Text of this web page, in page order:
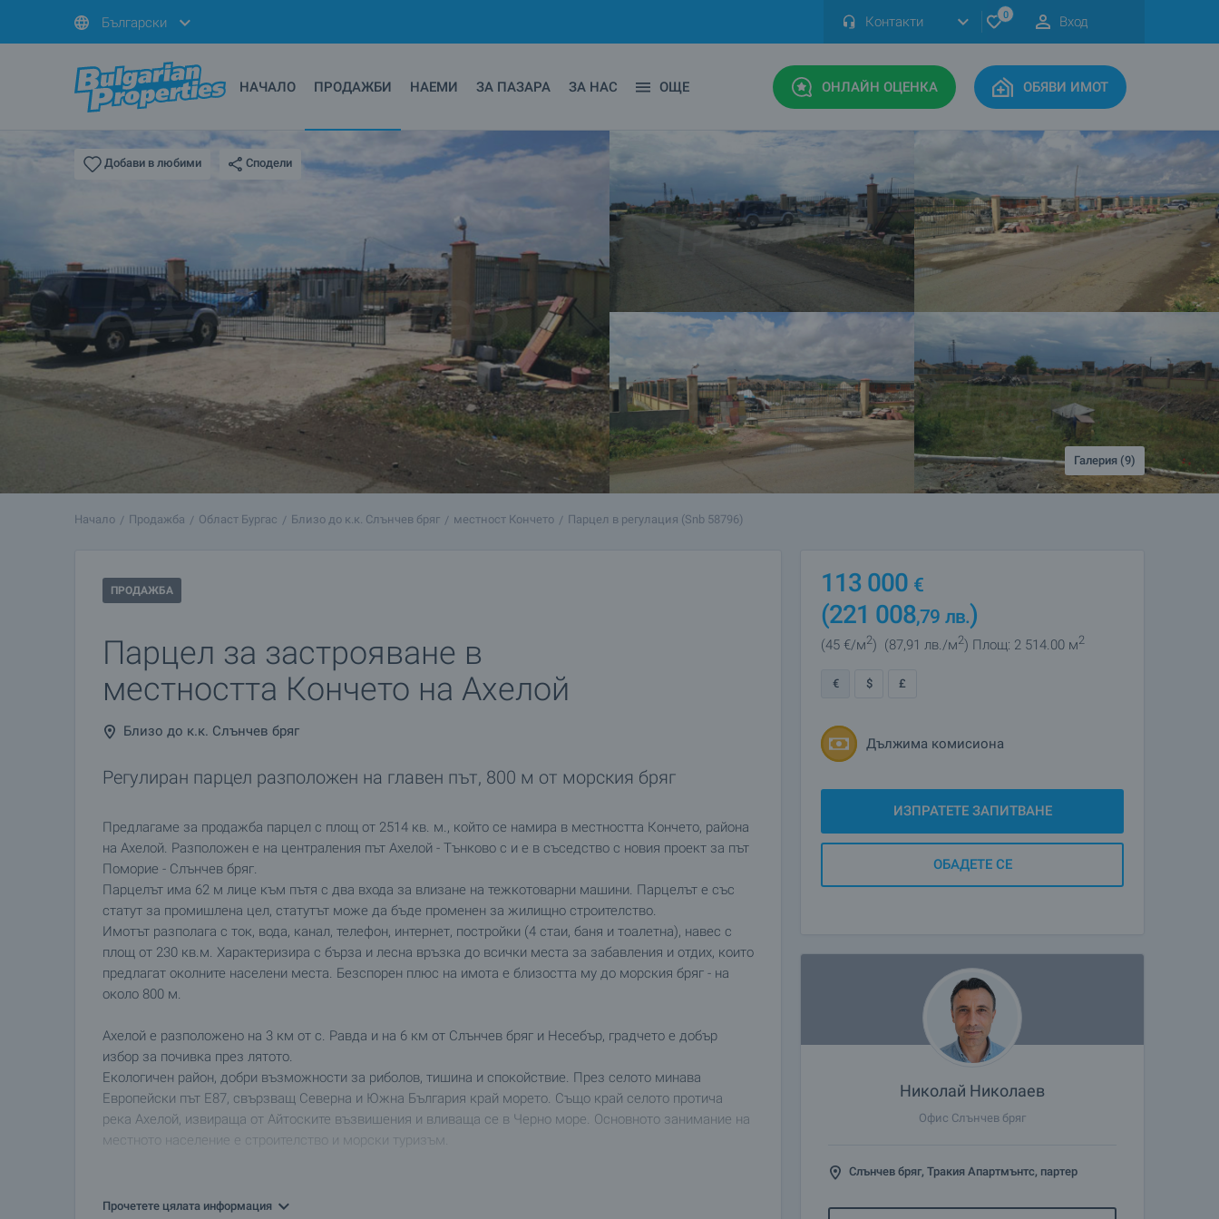
Български Контакти 0 Вход
НАЧАЛО ПРОДАЖБИ НАЕМИ ЗА ПАЗАРА ЗА НАС ОЩЕ ОНЛАЙН ОЦЕНКА ОБЯВИ ИМОТ
Добави в любими Сподели
Галерия (9)
Начало Продажба Област Бургас Близо до к.к. Слънчев бряг местност Кончето Парцел в регулация (Snb 58796)
ПРОДАЖБА
Парцел за застрояване в
местността Кончето на Ахелой
Близо до к.к. Слънчев бряг
Регулиран парцел разположен на главен път, 800 м от морския бряг
Предлагаме за продажба парцел с площ от 2514 кв. м., който се намира в местността Кончето, района
на Ахелой. Разположен е на централения път Ахелой - Тънково с и е в съседство с новия проект за път
Поморие - Слънчев бряг.
Парцелът има 62 м лице към пътя с два входа за влизане на тежкотоварни машини. Парцелът е със
статут за промишлена цел, статутът може да бъде променен за жилищно строителство.
Имотът разполага с ток, вода, канал, телефон, интернет, постройки (4 стаи, баня и тоалетна), навес с
площ от 230 кв.м. Характеризира с бърза и лесна връзка до всички места за забавления и отдих, които
предлагат околните населени места. Безспорен плюс на имота е близостта му до морския бряг - на
около 800 м.
Ахелой е разположено на 3 км от с. Равда и на 6 км от Слънчев бряг и Несебър, градчето е добър
избор за почивка през лятото.
Екологичен район, добри възможности за риболов, тишина и спокойствие. През селото минава
Европейски път E87, свързващ Северна и Южна България край морето. Също край селото протича
река Ахелой, извираща от Айтоските възвишения и вливаща се в Черно море. Основното занимание на
местното население е строителство и морски туризъм.
Можем да организираме оглед на имота в удобно за вас време. За целта, свържете се с отговорния за
Прочетете цялата информация
113 000 €
(221 008,79 лв.)
(45 €/м2) (87,91 лв./м2) Площ: 2 514.00 м2
€ $ £
Дължима комисиона
ИЗПРАТЕТЕ ЗАПИТВАНЕ
ОБАДЕТЕ СЕ
Николай Николаев
Офис Слънчев бряг
Слънчев бряг, Тракия Апартмънтс, партер